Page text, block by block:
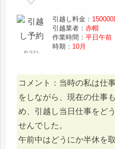
あいなさん
引越し料金： 150000
引越業者：赤帽
作業時間：平日午前
時期： 10月
コメント：当時の私は仕
をしながら、現在の仕事
め、引越し当日仕事をど
せんでした。
午前中はどうにか半休を